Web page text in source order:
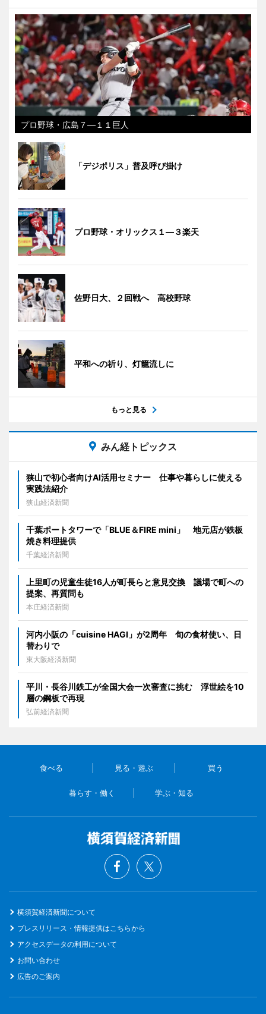
プロ野球・広島７―１１巨人
「デジポリス」普及呼び掛け
プロ野球・オリックス１―３楽天
佐野日大、２回戦へ 高校野球
平和への祈り、灯籠流しに
もっと見る
みん経トピックス
狭山で初心者向けAI活用セミナー 仕事や暮らしに使える
実践法紹介
狭山経済新聞
千葉ポートタワーで「BLUE＆FIRE mini」 地元店が鉄板
焼き料理提供
千葉経済新聞
上里町の児童生徒16人が町長らと意見交換 議場で町への
提案、再質問も
本庄経済新聞
河内小阪の「cuisine HAGI」が2周年 旬の食材使い、日
替わりで
東大阪経済新聞
平川・長谷川鉄工が全国大会一次審査に挑む 浮世絵を10
層の鋼板で再現
弘前経済新聞
食べる 見る・遊ぶ 買う
暮らす・働く 学ぶ・知る
横須賀経済新聞について
プレスリリース・情報提供はこちらから
アクセスデータの利用について
お問い合わせ
広告のご案内